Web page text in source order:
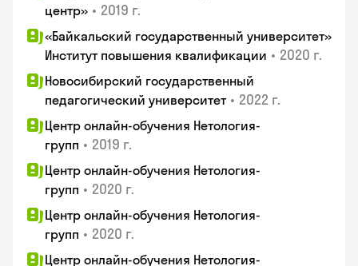
центр» • 2019 г.
«Байкальский государственный университет»
Институт повышения квалификации • 2020 г.
Новосибирский государственный
педагогический университет • 2022 г.
Центр онлайн-обучения Нетология-
групп • 2019 г.
Центр онлайн-обучения Нетология-
групп • 2020 г.
Центр онлайн-обучения Нетология-
групп • 2020 г.
Центр онлайн-обучения Нетология-